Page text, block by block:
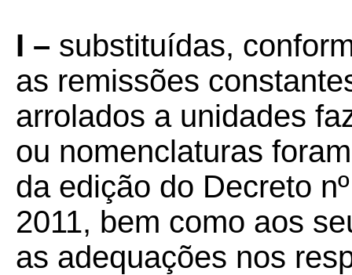
I – substituídas,
as remissões
arrolados a unidades
ou nomenclaturas
da edição do Decreto
2011, bem como aos
as adequações nos